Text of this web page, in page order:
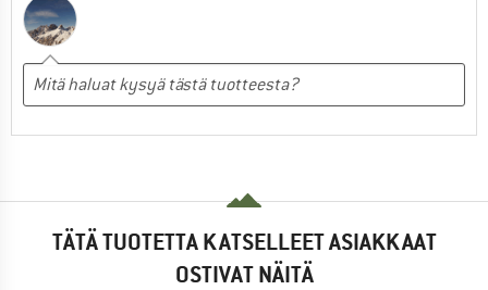
TÄTÄ TUOTETTA KATSELLEET ASIAKKAAT
OSTIVAT NÄITÄ